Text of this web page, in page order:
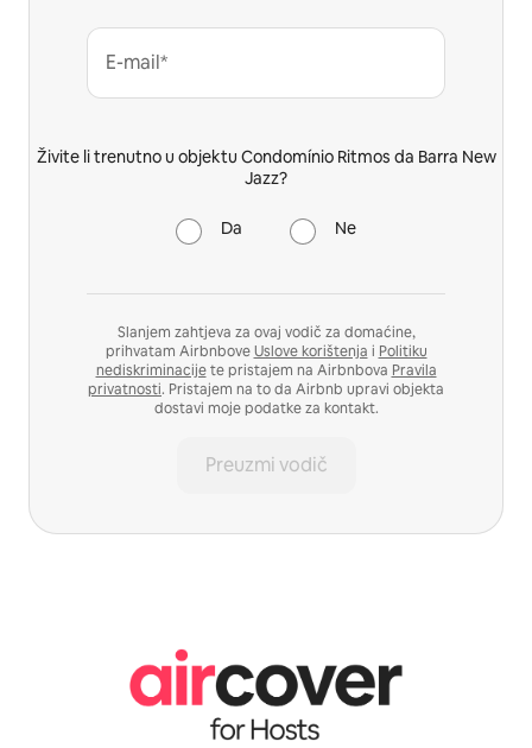
E-mail*
Živite li trenutno u objektu Condomínio Ritmos da Barra New
Jazz?
Da Ne
Slanjem zahtjeva za ovaj vodič za domaćine,
prihvatam AirbnboveUslove korištenja i Politiku
nediskriminacijete pristajem na Airbnbova Pravila
privatnosti. Pristajem na to da Airbnb upravi objekta
dostavi moje podatke za kontakt.
Preuzmi vodič